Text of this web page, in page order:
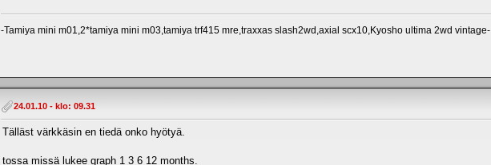
-Tamiya mini m01,2*tamiya mini m03,tamiya trf415 mre,traxxas slash2wd,axial scx10,Kyosho ultima 2wd vintage-
24.01.10 - klo: 09.31
Tälläst värkkäsin en tiedä onko hyötyä.
tossa missä lukee graph 1 3 6 12 months.